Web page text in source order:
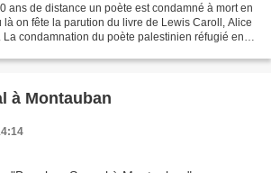
ans de distance un poète est condamné à mort en
on fête la parution du livre de Lewis Caroll, Alice
condamnation du poète palestinien réfugié en
à Montauban